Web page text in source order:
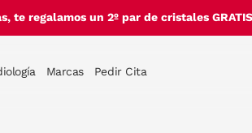
te regalamos un 2º par de cristales GRATIS
Marcas Pedir Cita